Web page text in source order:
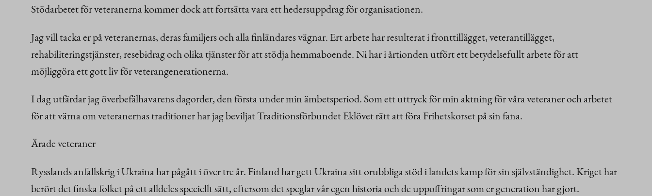
Stödarbetet för veteranerna kommer dock att fortsätta vara ett hedersuppdrag för organisationen.
Jag vill tacka er på veteranernas, deras familjers och alla finländares vägnar. Ert arbete har resulterat i fronttillägget, veterantillägget,
rehabiliteringstjänster, resebidrag och olika tjänster för att stödja hemmaboende. Ni har i årtionden utfört ett betydelsefullt arbete för att
möjliggöra ett gott liv för veterangenerationerna.
I dag utfärdar jag överbefälhavarens dagorder, den första under min ämbetsperiod. Som ett uttryck för min aktning för våra veteraner och arbetet
för att värna om veteranernas traditioner har jag beviljat Traditionsförbundet Eklövet rätt att föra Frihetskorset på sin fana.
Ärade veteraner
Rysslands anfallskrig i Ukraina har pågått i över tre år. Finland har gett Ukraina sitt orubbliga stöd i landets kamp för sin självständighet. Kriget har
berört det finska folket på ett alldeles speciellt sätt, eftersom det speglar vår egen historia och de uppoffringar som er generation har gjort.